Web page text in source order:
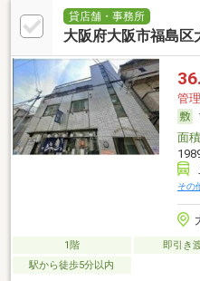
貸店舗・事務所
大阪府大阪市福島区
管
面積
その
1階 即引き
駅から徒歩5分以内